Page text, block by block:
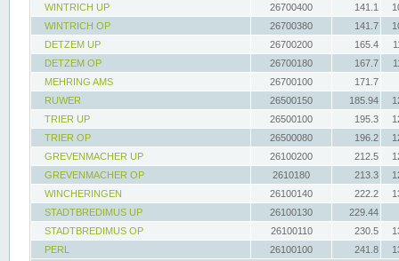
WINTRICH UP
26700400 141.1
WINTRICH OP
26700380 141.7
DETZEM UP
26700200 165.4
DETZEM OP
26700180 167.7
MEHRING AMS
26700100
171.7
RUWER
26500150 185.94
TRIER UP
26500100 195.3
TRIER OP
26500080 196.2
GREVENMACHER UP
26100200 212.5
GREVENMACHER OP
2610180 213.3
WINCHERINGEN
26100140 222.2
STADTBREDIMUS UP
26100130
229.44
STADTBREDIMUS OP
26100110 230.5
PERL
26100100 241.8